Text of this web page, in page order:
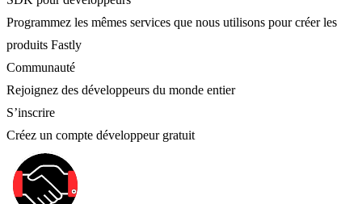
Programmez les mêmes services que nous utilisons pour créer les
produits Fastly
Communauté
Rejoignez des développeurs du monde entier
S’inscrire
Créez un compte développeur gratuit